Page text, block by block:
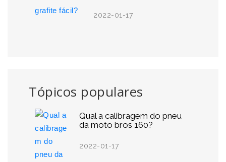
2022-01-17
Tópicos populares
Qual a calibragem do pneu
da moto bros 160?
2022-01-17